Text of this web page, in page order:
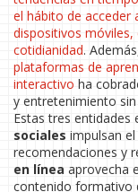
el hábito de acceder
dispositivos
cotidianidad.
plataformas de
interactivo ha
y entretenimiento
Estas tres entidades
sociales impulsan el
recomendaciones y
en línea aprovecha
contenido formativo